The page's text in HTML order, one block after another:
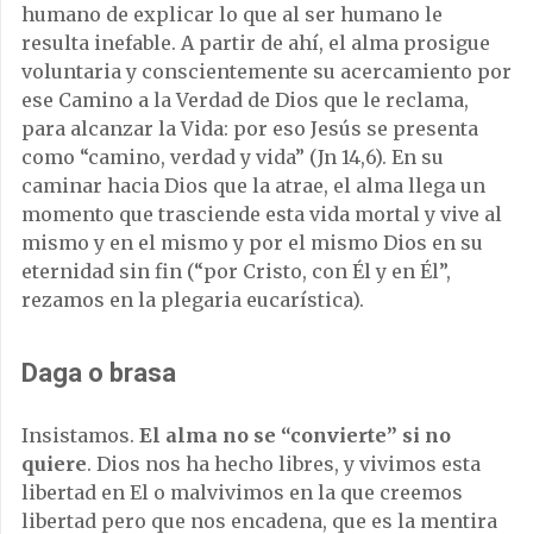
humano de explicar lo que al ser humano le
resulta inefable. A partir de ahí, el alma prosigue
voluntaria y conscientemente su acercamiento por
ese Camino a la Verdad de Dios que le reclama,
para alcanzar la Vida: por eso Jesús se presenta
como “camino, verdad y vida” (Jn 14,6). En su
caminar hacia Dios que la atrae, el alma llega un
momento que trasciende esta vida mortal y vive al
mismo y en el mismo y por el mismo Dios en su
eternidad sin fin (“por Cristo, con Él y en Él”,
rezamos en la plegaria eucarística).
Daga o brasa
Insistamos. El alma no se “convierte” si no
quiere. Dios nos ha hecho libres, y vivimos esta
libertad en El o malvivimos en la que creemos
libertad pero que nos encadena, que es la mentira